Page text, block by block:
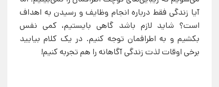
آیا زندگی فقط درباره انجام وظایف و رسیدن به اهداف
است؟ شاید لازم باشد گاهی بایستیم، کمی نفس
بکشیم و به اطرافمان توجه کنیم. در یک کلام بیایید
برخی اوقات لذت زندگی آگاهانه را هم تجربه کنیم!